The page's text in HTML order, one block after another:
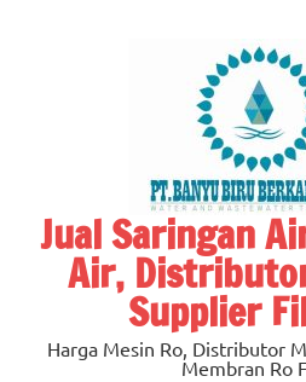
Jual Saringan
Air,
Supplier
Harga Mesin Ro, Distributor
Membran Ro